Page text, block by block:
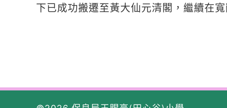
下已成功搬遷至黃大仙元清閣，繼續在